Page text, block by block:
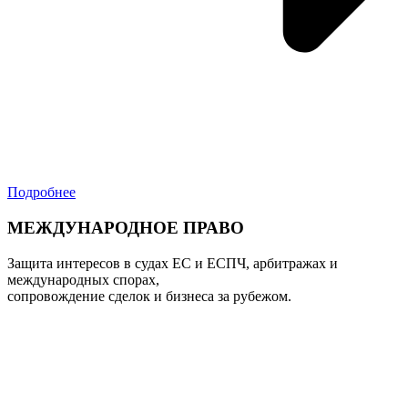
Подробнее
МЕЖДУНАРОДНОЕ ПРАВО
Защита интересов в судах ЕС и ЕСПЧ, арбитражах и
международных спорах,
сопровождение сделок и бизнеса за рубежом.